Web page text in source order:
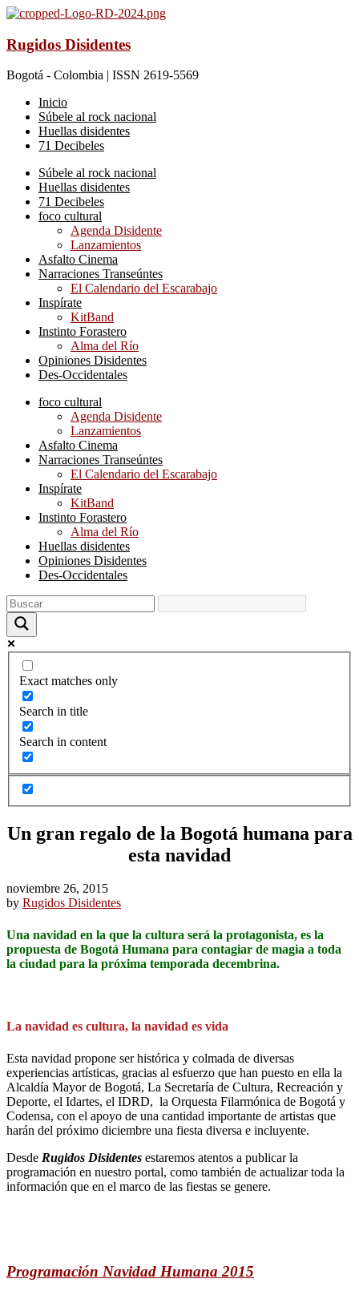
Rugidos Disidentes
Bogotá - Colombia | ISSN 2619-5569
Inicio
Súbele al rock nacional
Huellas disidentes
71 Decibeles
Súbele al rock nacional
Huellas disidentes
71 Decibeles
foco cultural
Agenda Disidente
Lanzamientos
Asfalto Cinema
Narraciones Transeúntes
El Calendario del Escarabajo
Inspírate
KitBand
Instinto Forastero
Alma del Río
Opiniones Disidentes
Des-Occidentales
foco cultural
Agenda Disidente
Lanzamientos
Asfalto Cinema
Narraciones Transeúntes
El Calendario del Escarabajo
Inspírate
KitBand
Instinto Forastero
Alma del Río
Huellas disidentes
Opiniones Disidentes
Des-Occidentales
Exact matches only
Search in title
Search in content
Un gran regalo de la Bogotá humana para
esta navidad
noviembre 26, 2015
by Rugidos Disidentes
Una navidad en la que la cultura será la protagonista, es la
propuesta de Bogotá Humana para contagiar de magia a toda
la ciudad para la próxima temporada decembrina.
La navidad es cultura, la navidad es vida
Esta navidad propone ser histórica y colmada de diversas
experiencias artísticas, gracias al esfuerzo que han puesto en ella la
Alcaldía Mayor de Bogotá, La Secretaría de Cultura, Recreación y
Deporte, el Idartes, el IDRD, la Orquesta Filarmónica de Bogotá y
Codensa, con el apoyo de una cantidad importante de artistas que
harán del próximo diciembre una fiesta diversa e incluyente.
Desde Rugidos Disidentes estaremos atentos a publicar la
programación en nuestro portal, como también de actualizar toda la
información que en el marco de las fiestas se genere.
Programación Navidad Humana 2015